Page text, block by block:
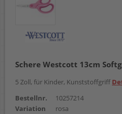
Schere Westcott 13cm
5 Zoll, für Kinder, Kunststoffgriff
Bestellnr.
10257214
Variation
rosa